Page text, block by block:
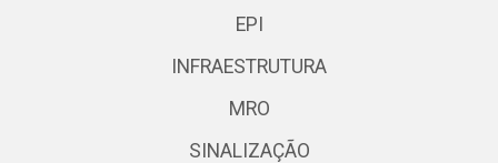
EPI
INFRAESTRUTURA
MRO
SINALIZAÇÃO